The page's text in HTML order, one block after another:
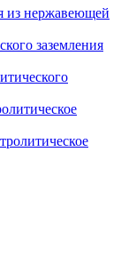
из нержавеющей
заземления